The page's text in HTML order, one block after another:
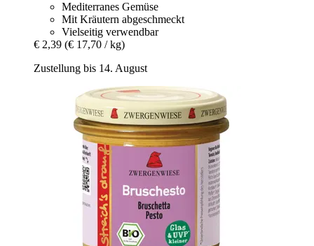
Mediterranes Gemüse
Mit Kräutern abgeschmeckt
Vielseitig verwendbar
€ 2,39 (€ 17,70 / kg)
Zustellung bis 14. August